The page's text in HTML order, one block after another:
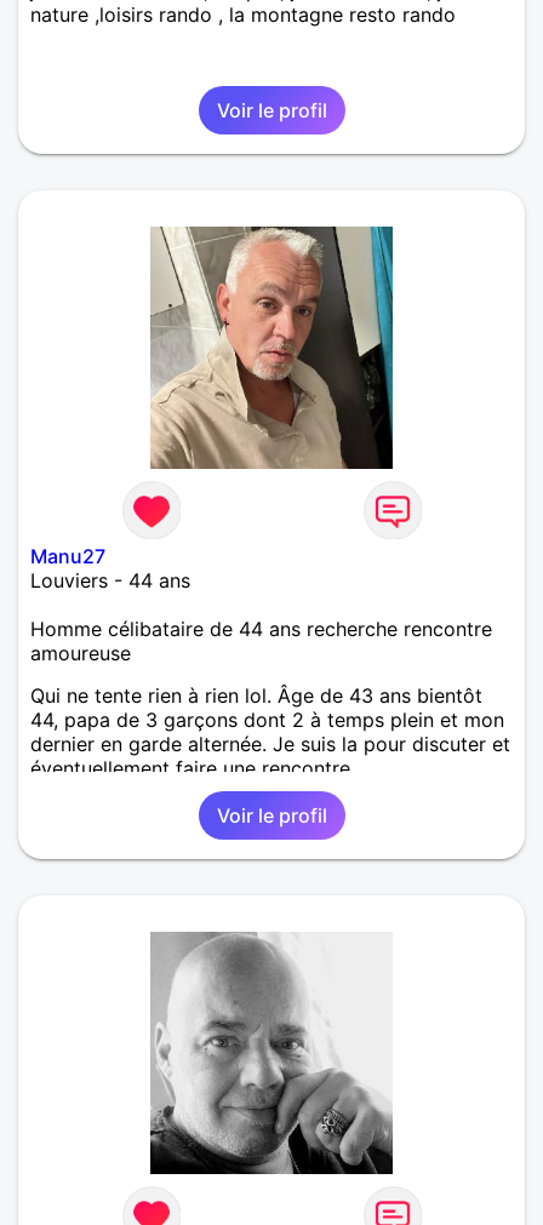
nature ,loisirs rando , la montagne resto rando
Voir le profil
Manu27
Louviers - 44 ans
Homme célibataire de 44 ans recherche rencontre
amoureuse
Qui ne tente rien à rien lol. Âge de 43 ans bientôt
44, papa de 3 garçons dont 2 à temps plein et mon
dernier en garde alternée. Je suis la pour discuter et
éventuellement faire une rencontre.
Voir le profil